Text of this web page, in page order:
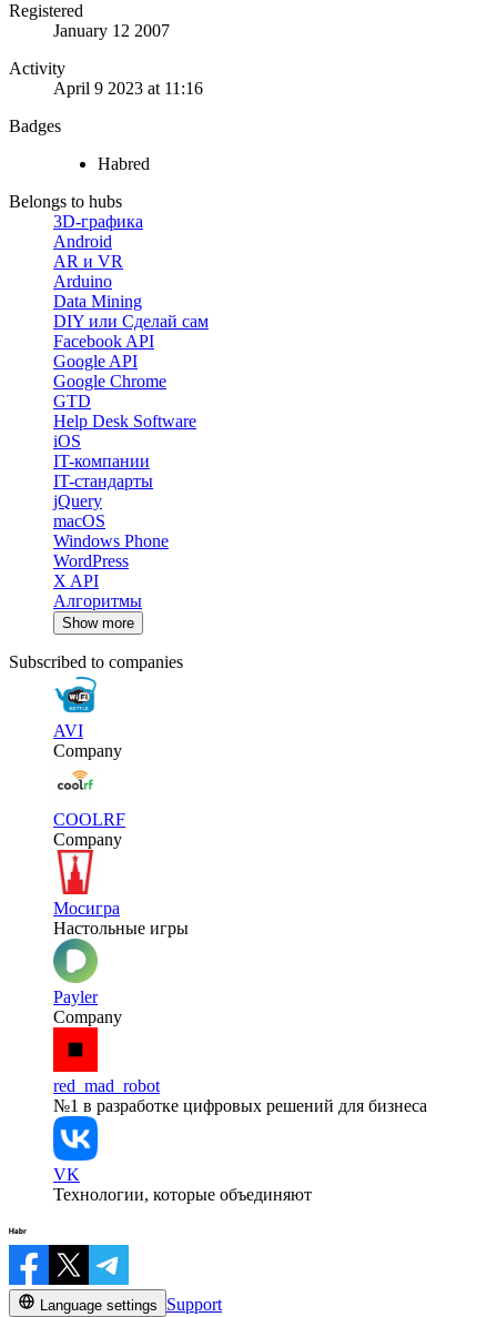
Registered
January 12 2007
Activity
April 9 2023 at 11:16
Badges
Habred
Belongs to hubs
3D-графика
Android
AR и VR
Arduino
Data Mining
DIY или Сделай сам
Facebook API
Google API
Google Chrome
GTD
Help Desk Software
iOS
IT-компании
IT-стандарты
jQuery
macOS
Windows Phone
WordPress
X API
Алгоритмы
Show more
Subscribed to companies
AVI
Company
COOLRF
Company
Мосигра
Настольные игры
Payler
Company
red_mad_robot
№1 в разработке цифровых решений для бизнеса
VK
Технологии, которые объединяют
Language settings Support